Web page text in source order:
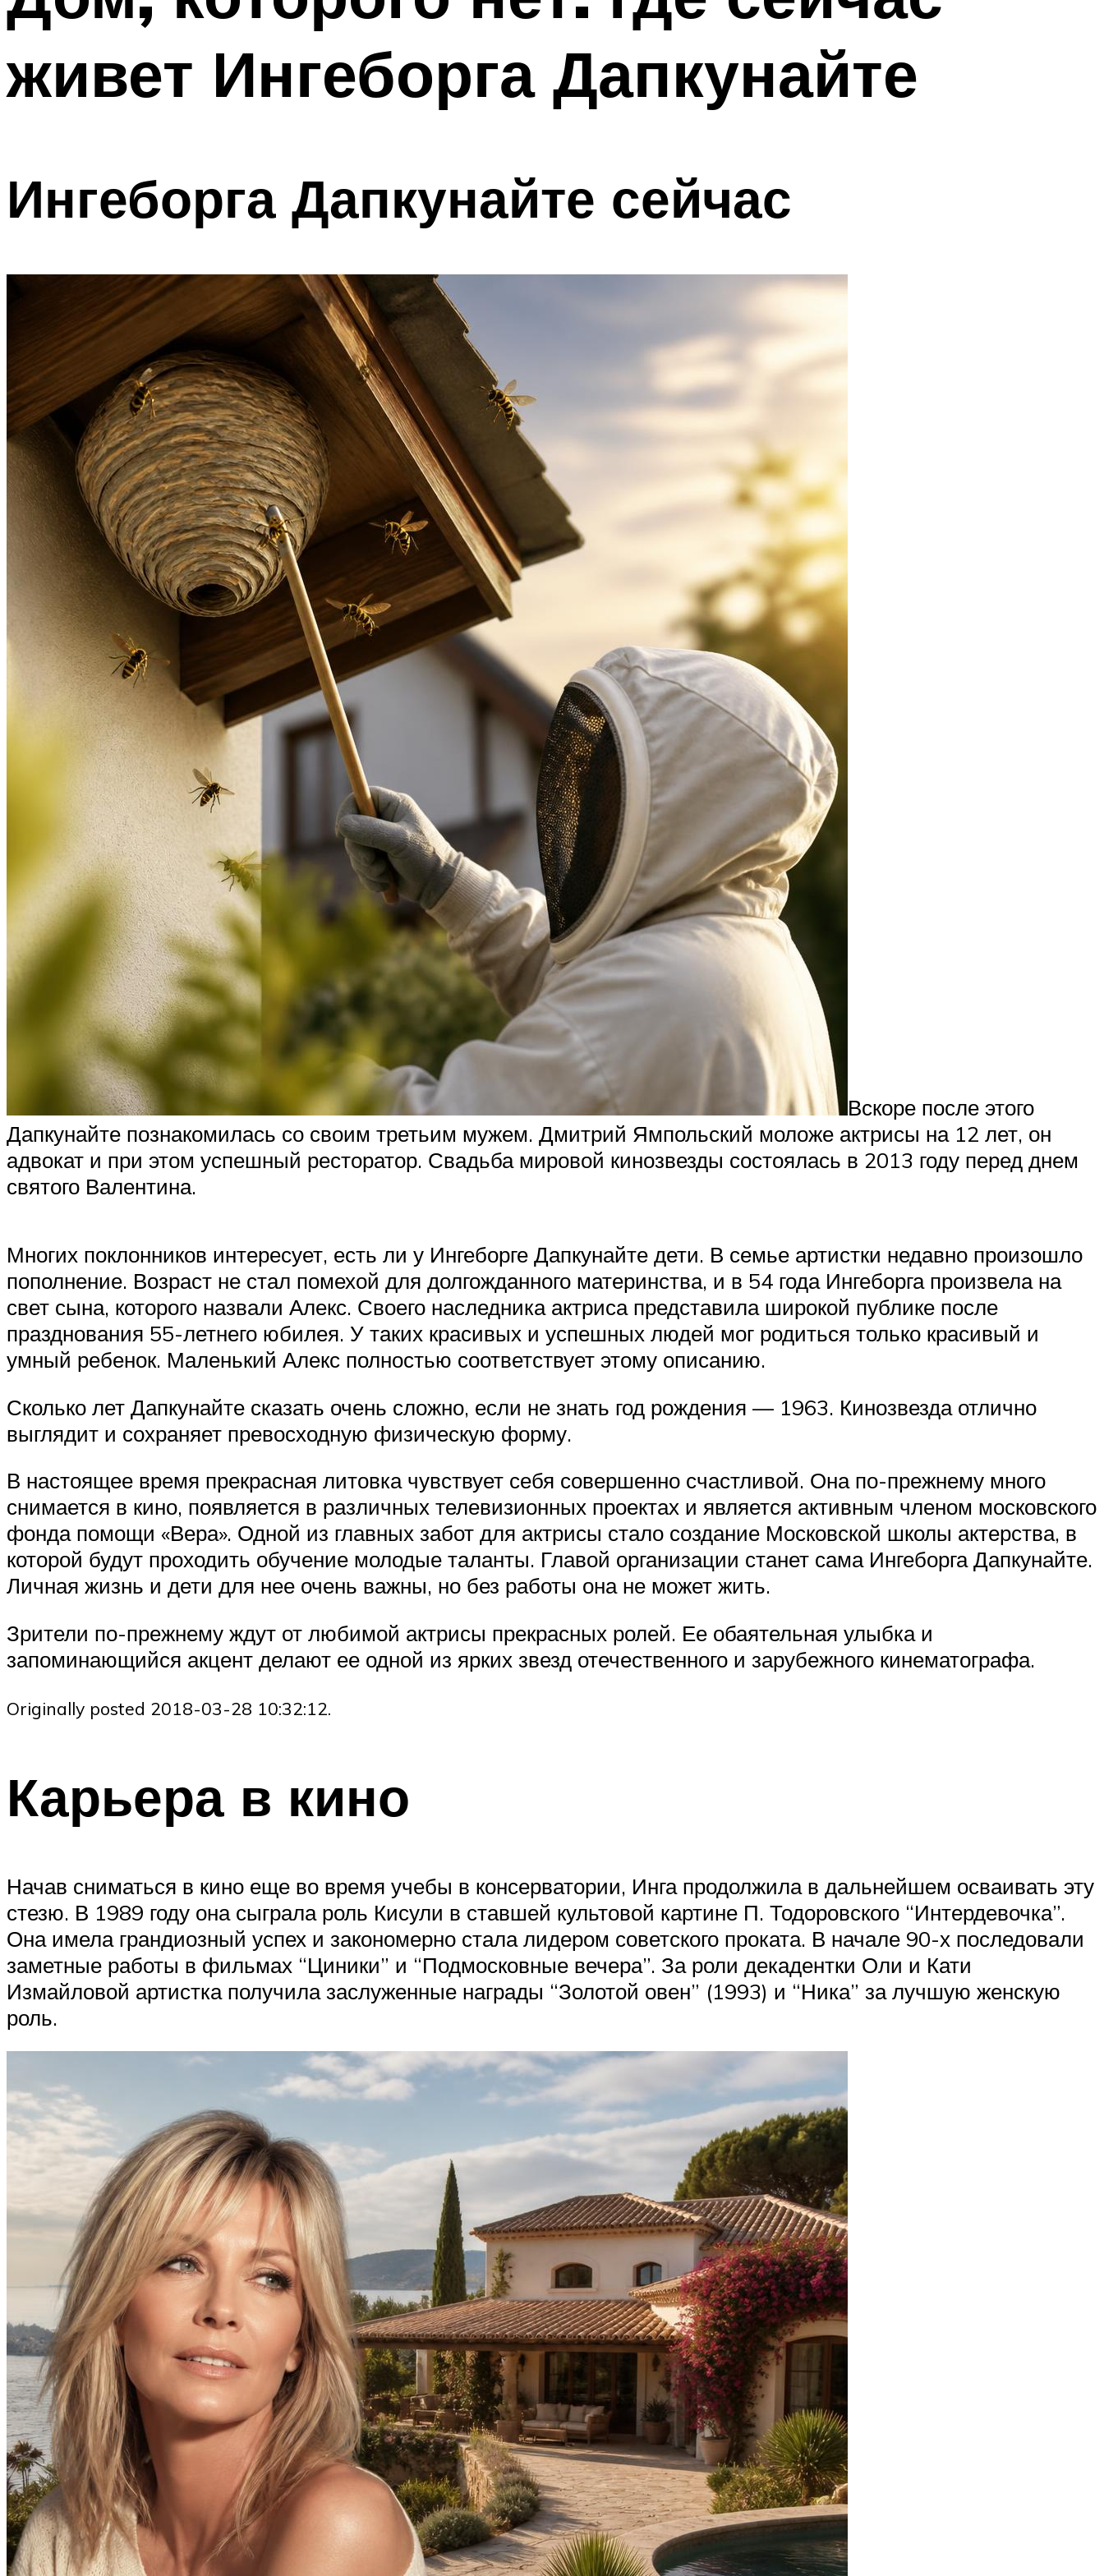
живет Ингеборга Дапкунайте
Ингеборга Дапкунайте сейчас
Вскоре после этого
Дапкунайте познакомилась со своим третьим мужем. Дмитрий Ямпольский моложе актрисы на 12 лет, он
адвокат и при этом успешный ресторатор. Свадьба мировой кинозвезды состоялась в 2013 году перед днем
святого Валентина.
Многих поклонников интересует, есть ли у Ингеборге Дапкунайте дети. В семье артистки недавно произошло
пополнение. Возраст не стал помехой для долгожданного материнства, и в 54 года Ингеборга произвела на
свет сына, которого назвали Алекс. Своего наследника актриса представила широкой публике после
празднования 55-летнего юбилея. У таких красивых и успешных людей мог родиться только красивый и
умный ребенок. Маленький Алекс полностью соответствует этому описанию.
Сколько лет Дапкунайте сказать очень сложно, если не знать год рождения — 1963. Кинозвезда отлично
выглядит и сохраняет превосходную физическую форму.
В настоящее время прекрасная литовка чувствует себя совершенно счастливой. Она по-прежнему много
снимается в кино, появляется в различных телевизионных проектах и является активным членом московского
фонда помощи «Вера». Одной из главных забот для актрисы стало создание Московской школы актерства, в
которой будут проходить обучение молодые таланты. Главой организации станет сама Ингеборга Дапкунайте.
Личная жизнь и дети для нее очень важны, но без работы она не может жить.
Зрители по-прежнему ждут от любимой актрисы прекрасных ролей. Ее обаятельная улыбка и
запоминающийся акцент делают ее одной из ярких звезд отечественного и зарубежного кинематографа.
Originally posted 2018-03-28 10:32:12.
Карьера в кино
Начав сниматься в кино еще во время учебы в консерватории, Инга продолжила в дальнейшем осваивать эту
стезю. В 1989 году она сыграла роль Кисули в ставшей культовой картине П. Тодоровского “Интердевочка”.
Она имела грандиозный успех и закономерно стала лидером советского проката. В начале 90-х последовали
заметные работы в фильмах “Циники” и “Подмосковные вечера”. За роли декадентки Оли и Кати
Измайловой артистка получила заслуженные награды “Золотой овен” (1993) и “Ника” за лучшую женскую
роль.